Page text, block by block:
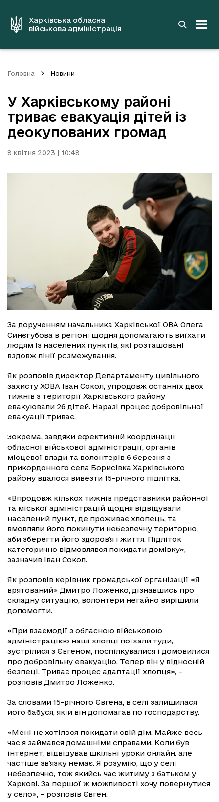
вмістуХарківська обласна
військова адміністрація
Головна Новини
У Харківському районі
триває евакуація дітей із
деокупованих громад
8 квітня 2023 | 10:48
За дорученням начальника Харківської ОВА Олега
Синєгубова в регіоні щодня допомагають виїхати
людям із населених пунктів, які розташовані
вздовж лінії розмежування.
Як розповів директор Департаменту цивільного
захисту ХОВА Іван Сокол, упродовж останніх двох
тижнів з території Харківського району
евакуювали 26 дітей. Наразі процес добровільної
евакуації триває.
Зокрема, завдяки ефективній координації
обласної військової адміністрації, органів
місцевої влади та волонтерів 6 березня з
прикордонного села Борисівка Харківського
району вдалося вивезти 15-річного підлітка.
«Впродовж кількох тижнів представники районної
та міської адміністрацій щодня відвідували
населений пункт, де проживає хлопець, та
вмовляли його покинути небезпечну територію,
аби зберегти його здоров'я і життя. Підліток
категорично відмовлявся покидати домівку», –
зазначив Іван Сокол.
Як розповів керівник громадської організації «Я
врятований» Дмитро Ложенко, дізнавшись про
складну ситуацію, волонтери негайно вирішили
допомогти.
«При взаємодії з обласною військовою
адміністрацією наші хлопці поїхали туди,
зустрілися з Євгеном, поспілкувалися і домовилися
про добровільну евакуацію. Тепер він у відносній
безпеці. Триває процес адаптації хлопця», –
розповів Дмитро Ложенко.
За словами 15-річного Євгена, в селі залишилася
його бабуся, якій він допомагав по господарству.
«Мені не хотілося покидати свій дім. Майже весь
час я займався домашніми справами. Коли був
інтернет, відвідував шкільні уроки онлайн, але
частіше зв'язку немає. Я розумію, що у селі
небезпечно, тож якийсь час житиму з батьком у
Харкові. За першої ж можливості хочу повернутися
у село», – розповів Євген.